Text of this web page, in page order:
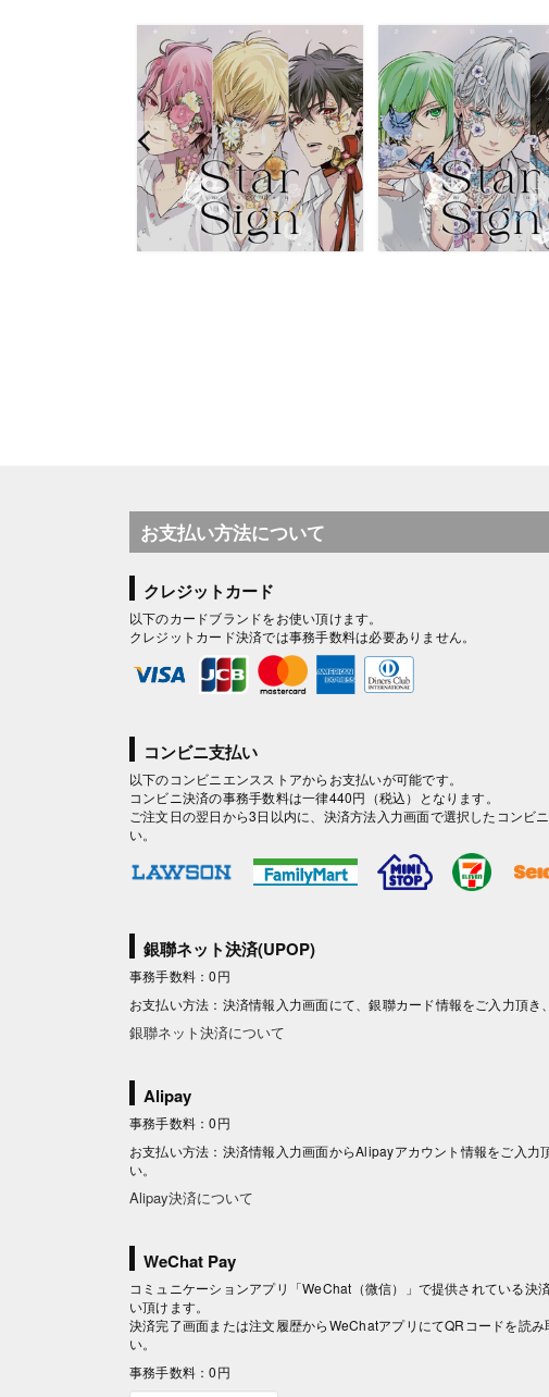
お支払い方法について
クレジットカード
以下のカードブランドをお使い頂けます。
クレジットカード決済では事務手数料は必要ありません。
コンビニ支払い
以下のコンビニエンスストアからお支払いが可能です。
コンビニ決済の事務手数料は一律440円（税込）となります。
ご注文日の翌日から3日以内に、決済方法入力画面で選択したコンビ
い。
銀聯ネット決済(UPOP)
事務手数料：0円
お支払い方法：決済情報入力画面にて、銀聯カード情報をご入力頂き
銀聯ネット決済について
Alipay
事務手数料：0円
お支払い方法：決済情報入力画面からAlipayアカウント情報をご入力
い。
Alipay決済について
WeChat Pay
コミュニケーションアプリ「WeChat（微信）」で提供されている決
い頂けます。
決済完了画面または注文履歴からWeChatアプリにてQRコードを読
い。
事務手数料：0円